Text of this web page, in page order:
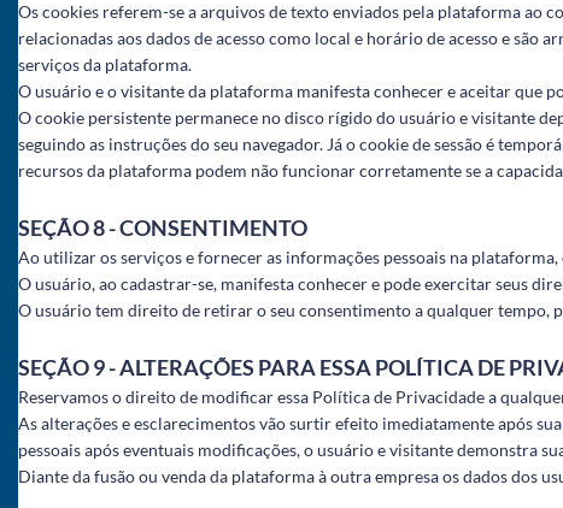
Os cookies referem-se a arquivos de texto enviados pela plataforma ao
relacionadas aos dados de acesso como local e horário de acesso e
serviços da plataforma.
O usuário e o visitante da plataforma manifesta conhecer e aceitar que
O cookie persistente permanece no disco rígido do usuário e visitante
seguindo as instruções do seu navegador. Já o cookie de sessão é
recursos da plataforma podem não funcionar corretamente se a
SEÇÃO 8 - CONSENTIMENTO
Ao utilizar os serviços e fornecer as informações pessoais na
O usuário, ao cadastrar-se, manifesta conhecer e pode exercitar seus
O usuário tem direito de retirar o seu consentimento a qualquer
SEÇÃO 9 - ALTERAÇÕES PARA ESSA POLÍTICA DE
Reservamos o direito de modificar essa Política de Privacidade a
As alterações e esclarecimentos vão surtir efeito imediatamente após
pessoais após eventuais modificações, o usuário e visitante demonstra
Diante da fusão ou venda da plataforma à outra empresa os dados dos